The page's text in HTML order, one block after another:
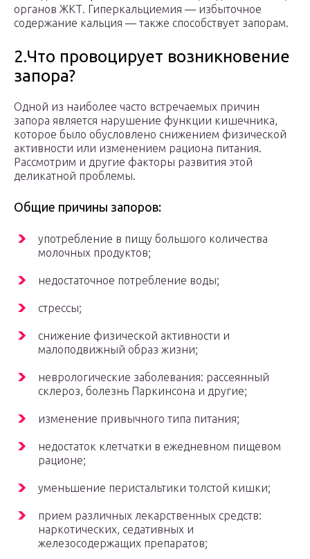
органов ЖКТ. Гиперкальциемия — избыточное
содержание кальция — также способствует запорам.
2.Что провоцирует возникновение
запора?
Одной из наиболее часто встречаемых причин
запора является нарушение функции кишечника,
которое было обусловлено снижением физической
активности или изменением рациона питания.
Рассмотрим и другие факторы развития этой
деликатной проблемы.
Общие причины запоров:
употребление в пищу большого количества
молочных продуктов;
недостаточное потребление воды;
стрессы;
снижение физической активности и
малоподвижный образ жизни;
неврологические заболевания: рассеянный
склероз, болезнь Паркинсона и другие;
изменение привычного типа питания;
недостаток клетчатки в ежедневном пищевом
рационе;
уменьшение перистальтики толстой кишки;
прием различных лекарственных средств:
наркотических, седативных и
железосодержащих препаратов;